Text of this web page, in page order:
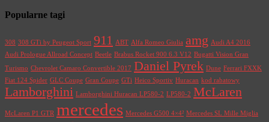
Popularne tagi
308 308 GTi by Peugeot Sport 911 ABT Alfa Romeo Giulia amg Audi A4 2016
Audi Prologue Allroad Concept Beetle Brabus Rocket 900 6.3 V12 Bugatti Vision Gran
Turismo Chevrolet Camaro Convertible 2017 Daniel Pyrek Dune Ferrari FXXK
Fiat 124 Spider GLC Coupe Gran Coupe GTi Heico Sportiv Huracan kod rabatowy
Lamborghini Lamborghini Huracan LP580-2 LP580-2 McLaren
McLaren P1 GTR mercedes Mercedes G500 4×4² Mercedes SL Mille Miglia